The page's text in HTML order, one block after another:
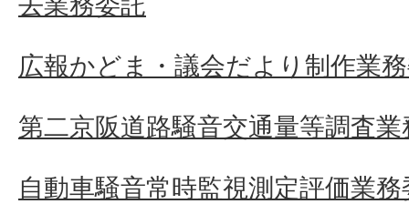
広報かどま・議会だより制作業
第二京阪道路騒音交通量等調査業
自動車騒音常時監視測定評価業務